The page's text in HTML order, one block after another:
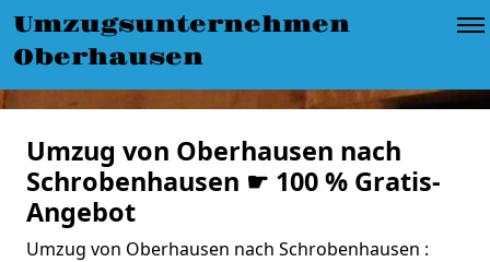
Umzugsunternehmen
Oberhausen
Umzug von Oberhausen nach
Schrobenhausen ☛ 100 % Gratis-
Angebot
Umzug von Oberhausen nach Schrobenhausen :